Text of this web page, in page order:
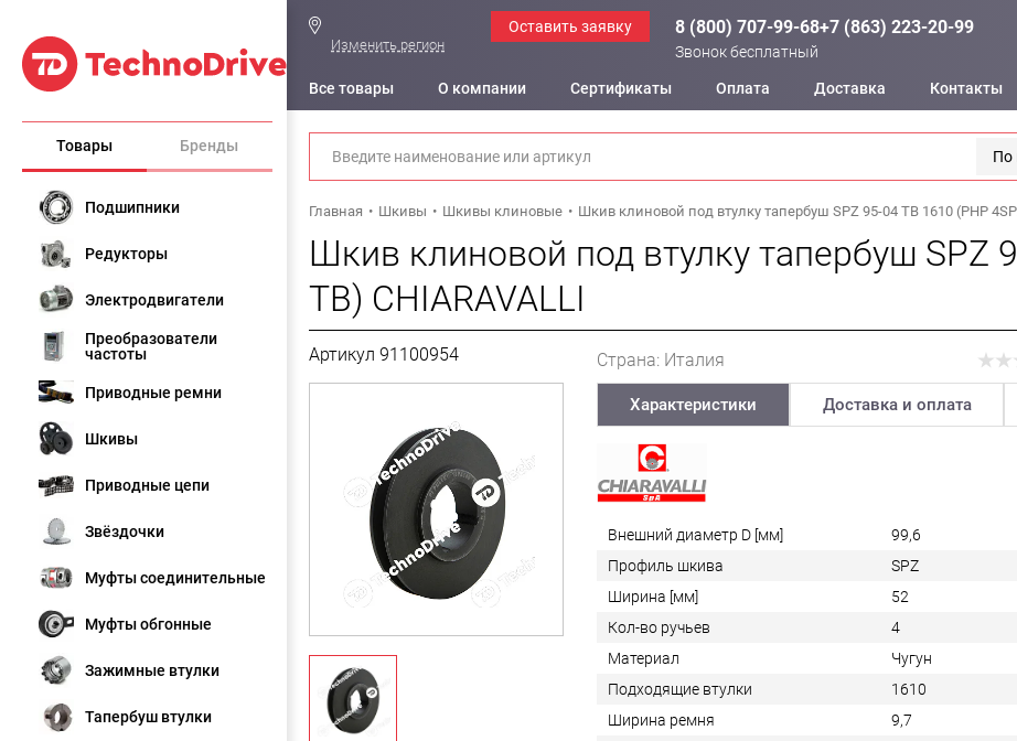
Товары Бренды
Подшипники
Редукторы
Электродвигатели
Преобразователи
частоты
Приводные ремни
Шкивы
Приводные цепи
Звёздочки
Муфты соединительные
Муфты обгонные
Зажимные втулки
Тапербуш втулки
Изменить регион
Оставить заявку 8 (800) 707-99-68+7 (863) 223-20-99
Звонок бесплатный
Все товары О компании Сертификаты Оплата Доставка Контакты
По
Главная Шкивы Шкивы клиновые Шкив клиновой под втулку тапербуш SPZ 95-04 TB 1610 (PHP
Шкив клиновой под втулку тапербуш SPZ
TB) CHIARAVALLI
Артикул 91100954 Страна: Италия
Характеристики Доставка и оплата
Внешний диаметр D [мм]
99,6
Профиль шкива
SPZ
Ширина [мм]
52
Кол-во ручьев
4
Материал
Чугун
Подходящие втулки
1610
Ширина ремня
9,7